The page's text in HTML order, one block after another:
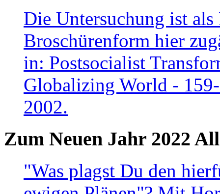
Die Untersuchung ist
Broschürenform hier
in: Postsocialist
Globalizing World -
2002.
Zum Neuen Jahr 2022
"Was plagst Du den